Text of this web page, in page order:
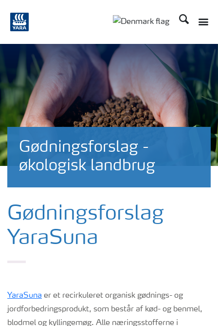
Søg
Gødningsforslag -
økologisk landbrug
Gødningsforslag
YaraSuna
YaraSuna er et recirkuleret organisk gødnings- og
jordforbedringsprodukt, som består af kød- og benmel,
blodmel og kyllingemøg. Alle næringsstofferne i